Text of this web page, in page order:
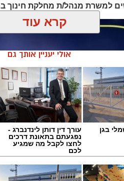
למשרת מנהל/ת מחלקת
קרא עוד
אולי יעניין אותך גם
בגן
עורך דין דותן לינדנברג -
נפגעתם בתאונת דרכים
לחצו לקבל מה שמגיע
לכם